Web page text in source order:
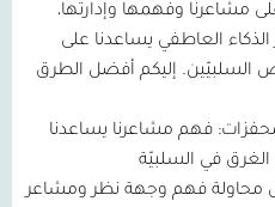
مشاعرنا وفهمها وإدارتها،
العاطفي يساعدنا على
السلبيّين. إليكم أفضل الطرق
فهم مشاعرنا يساعدنا
في السلبيّة
محاولة فهم وجهة نظر ومشاعر